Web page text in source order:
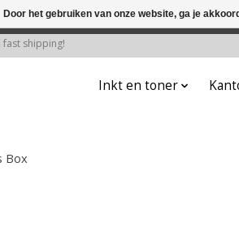
shipping!
Inkt en toner
Box
Door het gebruiken van onze website, ga je
terug naar de backofficeDeze winkel